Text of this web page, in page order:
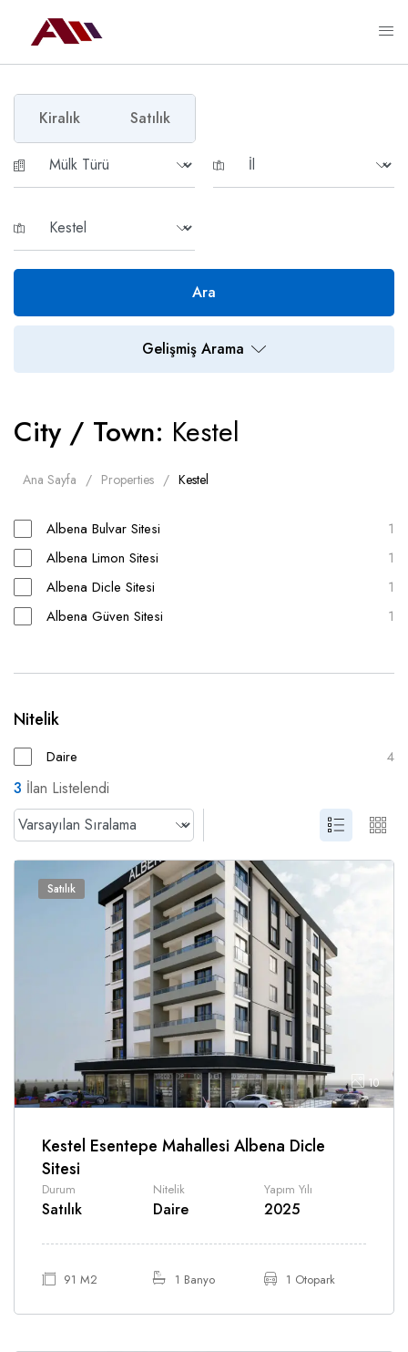
Kiralık Satılık
Gelişmiş Arama
Ara
City / Town: Kestel
Ana Sayfa Properties Kestel
Albena Bulvar Sitesi
1
Albena Limon Sitesi
1
Albena Dicle Sitesi
1
Albena Güven Sitesi
1
Nitelik
Daire 4
3 İlan Listelendi
Satılık
10
Kestel Esentepe Mahallesi Albena Dicle
Sitesi
Durum
Satılık
Nitelik
Daire
Yapım Yılı
2025
91 M2 1 Banyo 1 Otopark